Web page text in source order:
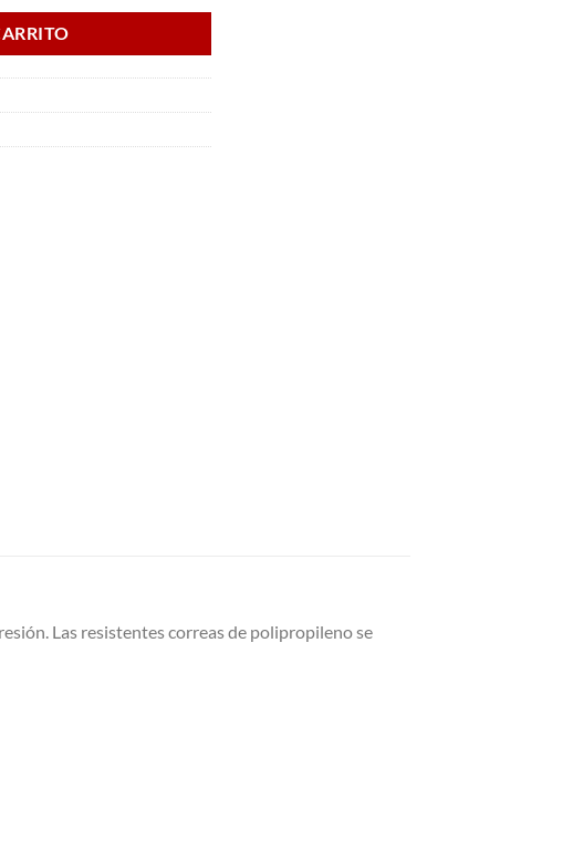
Las resistentes correas de polipropileno se